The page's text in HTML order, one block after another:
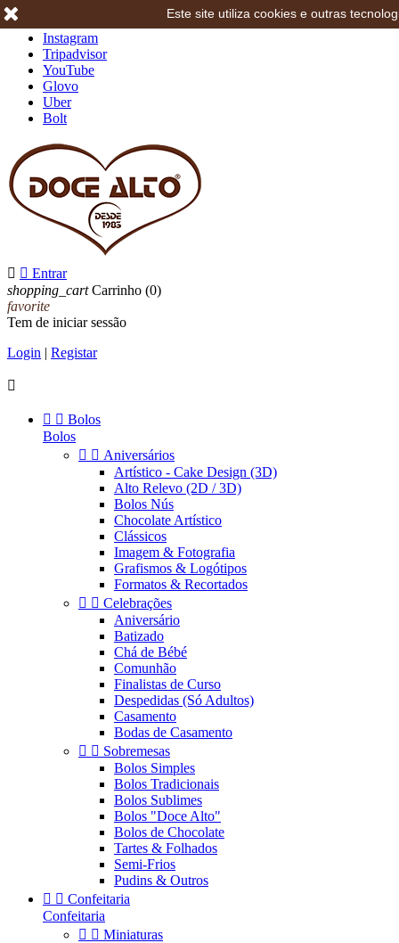
Instagram
Tripadvisor
YouTube
Glovo
Uber
Bolt
  Entrar
shopping_cart Carrinho (0)
favorite
Tem de iniciar sessão
Login | Registar

  Bolos
Bolos
  Aniversários
Artístico - Cake Design (3D)
Alto Relevo (2D / 3D)
Bolos Nús
Chocolate Artístico
Clássicos
Imagem & Fotografia
Grafismos & Logótipos
Formatos & Recortados
  Celebrações
Aniversário
Batizado
Chá de Bébé
Comunhão
Finalistas de Curso
Despedidas (Só Adultos)
Casamento
Bodas de Casamento
  Sobremesas
Bolos Simples
Bolos Tradicionais
Bolos Sublimes
Bolos "Doce Alto"
Bolos de Chocolate
Tartes & Folhados
Semi-Frios
Pudins & Outros
  Confeitaria
Confeitaria
  Miniaturas
Este site utiliza cookies e outras